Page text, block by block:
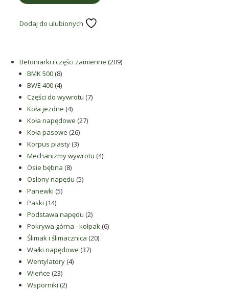
maszyn
części
zamienne.
Dodaj do ulubionych
Betoniarki i części zamienne 209209
BMK 500 88
produktów
BWE 400 44
produkty
Części do wywrotu 77
Koła jezdne 44
produkty
Koła napędowe 2727
Koła pasowe 2626
produktów
Korpus piasty 33
produkty
Mechanizmy wywrotu 44
Osie bębna 88
produktów
Osłony napędu 55
Panewki 55
Paski 1414
produktów
Podstawa napędu 22
produkty
Pokrywa górna - kołpak 66
Ślimak i ślimacznica 2020
Wałki napędowe 3737
Wentylatory 44
Wieńce 2323
produkty
Wsporniki 22